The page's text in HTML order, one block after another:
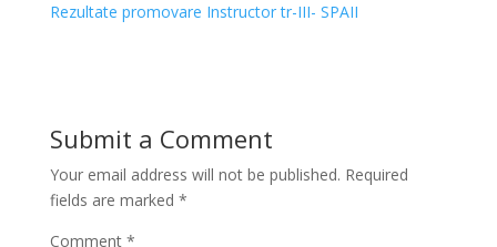
Rezultate promovare Instructor tr-III- SPAII
Submit a Comment
Your email address will not be published. Required
fields are marked *
Comment *